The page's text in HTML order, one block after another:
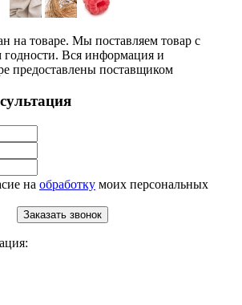
на товаре. Мы поставляем товар с
Вся информация и
предоставлены поставщиком
на обработку моих персональных
Заказать звонок